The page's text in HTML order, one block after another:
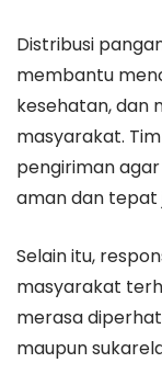
Distribusi
membantu
kesehatan, dan
masyarakat.
pengiriman
aman dan tepat
Selain itu,
masyarakat
merasa
maupun